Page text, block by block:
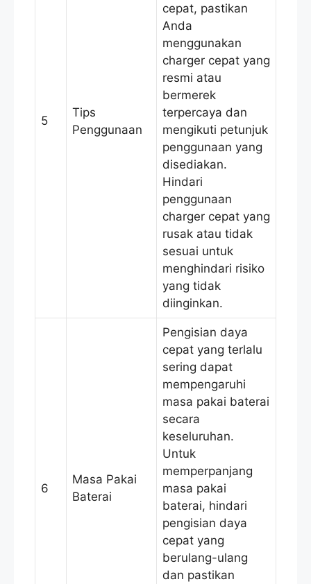
5
Tips
Penggunaan
cepat, pastikan
Anda
menggunakan
charger cepat yang
resmi atau
bermerek
terpercaya dan
mengikuti petunjuk
penggunaan yang
disediakan.
Hindari
penggunaan
charger cepat yang
rusak atau tidak
sesuai untuk
menghindari risiko
yang tidak
diinginkan.
6
Masa Pakai
Baterai
Pengisian daya
cepat yang terlalu
sering dapat
mempengaruhi
masa pakai baterai
secara
keseluruhan.
Untuk
memperpanjang
masa pakai
baterai, hindari
pengisian daya
cepat yang
berulang-ulang
dan pastikan